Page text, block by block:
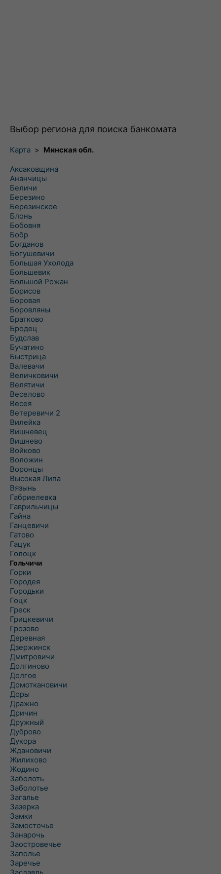
Выбор региона для поиска банкомата
Карта > Минская обл.
Аксаковщина
Ананчицы
Беличи
Березино
Березинское
Блонь
Бобовня
Бобр
Богданов
Богушевичи
Большая Ухолода
Большевик
Большой Рожан
Борисов
Боровая
Боровляны
Братково
Бродец
Будслав
Бучатино
Быстрица
Валевачи
Величковичи
Велятичи
Веселово
Весея
Ветеревичи 2
Вилейка
Вишневец
Вишнево
Войково
Воложин
Воронцы
Высокая Липа
Вязынь
Габриелевка
Гаврильчицы
Гайна
Ганцевичи
Гатово
Гацук
Голоцк
Гольчичи
Горки
Городея
Городьки
Гоцк
Греск
Грицкевичи
Грозово
Деревная
Дзержинск
Дмитровичи
Долгиново
Долгое
Домоткановичи
Доры
Дражно
Дричин
Дружный
Дуброво
Дукора
Ждановичи
Жилихово
Жодино
Заболоть
Заболотье
Загалье
Зазерка
Замки
Замосточье
Занарочь
Заостровечье
Заполье
Заречье